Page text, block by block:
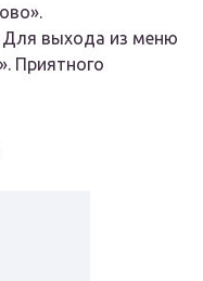
Для выхода из меню
Приятного